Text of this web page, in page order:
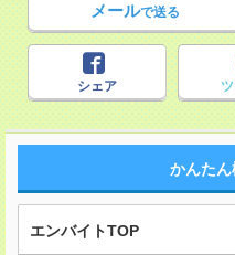
メールで送る
シェア
かんた
エンバイトTOP